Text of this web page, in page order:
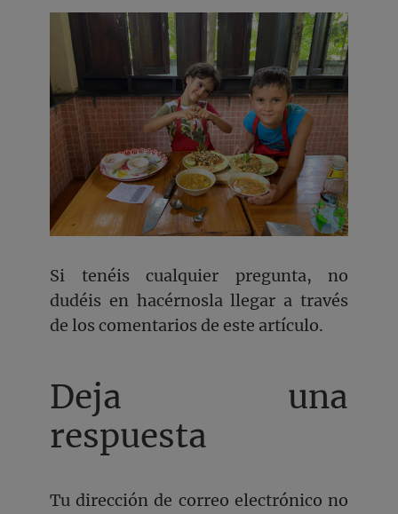
Si tenéis cualquier pregunta, no
dudéis en hacérnosla llegar a través
de los comentarios de este artículo.
Deja una
respuesta
Tu dirección de correo electrónico no